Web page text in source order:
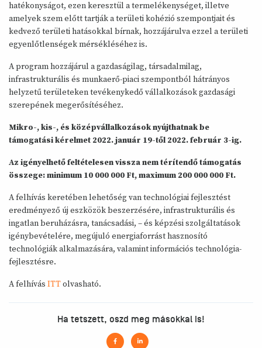
hatékonyságot, ezen keresztül a termelékenységet, illetve
amelyek szem előtt tartják a területi kohézió szempontjait és
kedvező területi hatásokkal bírnak, hozzájárulva ezzel a területi
egyenlőtlenségek mérsékléséhez is.
A program hozzájárul a gazdaságilag, társadalmilag,
infrastrukturális és munkaerő-piaci szempontból hátrányos
helyzetű területeken tevékenykedő vállalkozások gazdasági
szerepének megerősítéséhez.
Mikro-, kis-, és középvállalkozások nyújthatnak be
támogatási kérelmet 2022. január 19-től 2022. február 3-ig.
Az igényelhető feltételesen vissza nem térítendő támogatás
összege: minimum 10 000 000 Ft, maximum 200 000 000 Ft.
A felhívás keretében lehetőség van technológiai fejlesztést
eredményező új eszközök beszerzésére, infrastrukturális és
ingatlan beruházásra, tanácsadási, – és képzési szolgáltatások
igénybevételére, megújuló energiaforrást hasznosító
technológiák alkalmazására, valamint információs technológia-
fejlesztésre.
A felhívás ITTolvasható.
Ha tetszett, oszd meg másokkal is!